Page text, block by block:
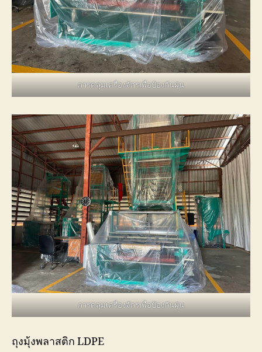
การคลุมเครื่องจักรเพื่อป้องกันฝุ่น
การคลุมเครื่องจักรเพื่อป้องกันฝุ่น
ถุงมุ้งพลาสติก LDPE